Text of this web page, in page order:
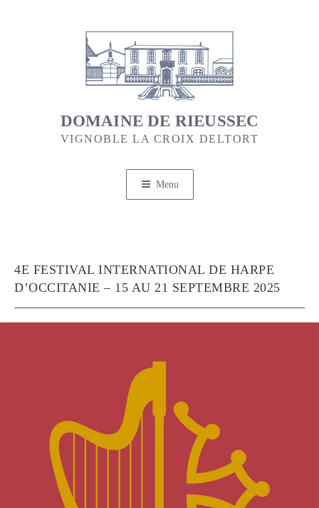
DOMAINE DE RIEUSSEC
VIGNOBLE LA CROIX DELTORT
Menu
4E FESTIVAL INTERNATIONAL DE HARPE
D’OCCITANIE – 15 AU 21 SEPTEMBRE 2025